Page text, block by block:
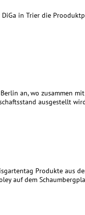
DiGa in Trier die
an, wo zusammen
ausgestellt
Produkte aus
auf dem